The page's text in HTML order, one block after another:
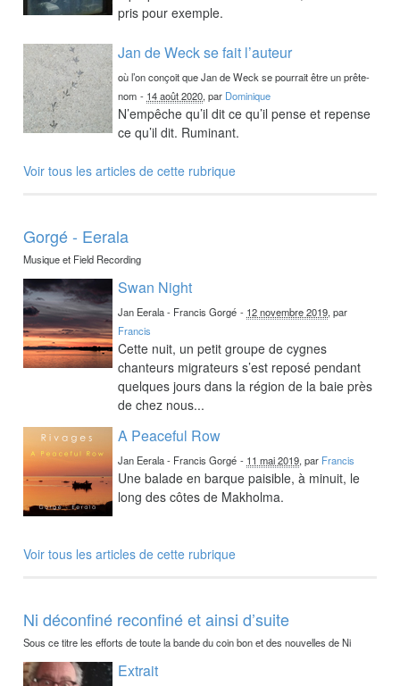
pris pour exemple.
Jan de Weck se fait l’auteur
où l’on conçoit que Jan de Weck se pourrait être un prête-
nom - 14 août 2020, par Dominique
N’empêche qu’il dit ce qu’il pense et repense
ce qu’il dit. Ruminant.
Voir tous les articles de cette rubrique
Gorgé - Eerala
Musique et Field Recording
Swan Night
Jan Eerala - Francis Gorgé - 12 novembre 2019, par
Francis
Cette nuit, un petit groupe de cygnes
chanteurs migrateurs s’est reposé pendant
quelques jours dans la région de la baie près
de chez nous...
A Peaceful Row
Jan Eerala - Francis Gorgé - 11 mai 2019, par Francis
Une balade en barque paisible, à minuit, le
long des côtes de Makholma.
Voir tous les articles de cette rubrique
Ni déconfiné reconfiné et ainsi d’suite
Sous ce titre les efforts de toute la bande du coin bon et des nouvelles de Ni
Extrait